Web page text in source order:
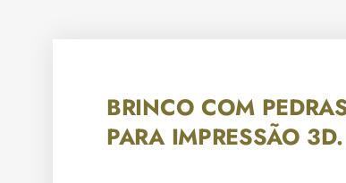
BRINCO COM
PARA IMPRESSÃO